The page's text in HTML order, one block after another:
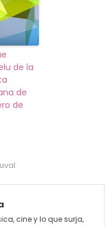
de la
de
de
cine y lo que surja,